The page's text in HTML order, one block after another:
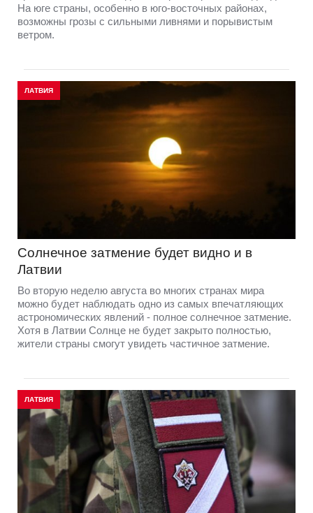
На юге страны, особенно в юго-восточных районах,
возможны грозы с сильными ливнями и порывистым
ветром.
ЛАТВИЯ
Солнечное затмение будет видно и в
Латвии
Во вторую неделю августа во многих странах мира
можно будет наблюдать одно из самых впечатляющих
астрономических явлений - полное солнечное затмение.
Хотя в Латвии Солнце не будет закрыто полностью,
жители страны смогут увидеть частичное затмение.
ЛАТВИЯ